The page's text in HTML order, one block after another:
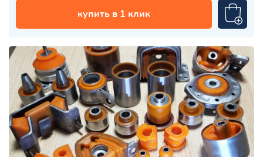
купить в 1 клик